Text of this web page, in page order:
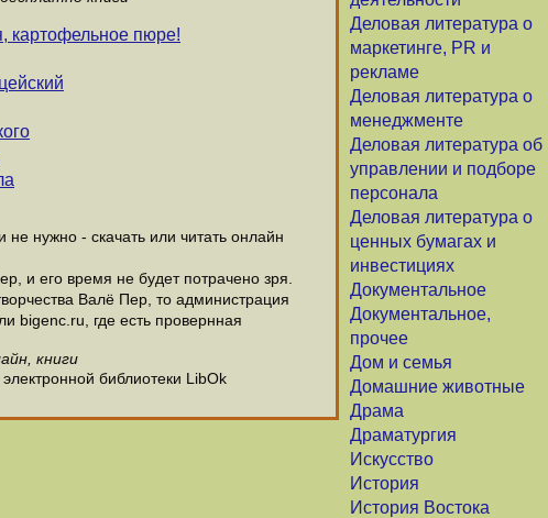
Деловая литература о
маркетинге, PR и
рекламе
Деловая литература о
менеджменте
Деловая литература об
управлении и подборе
персонала
Деловая литература о
ценных бумагах и
инвестициях
Документальное
Документальное,
прочее
Дом и семья
Домашние животные
Драма
Драматургия
Искусство
История
История Востока
картофельное пюре!
нужно - скачать или читать онлайн
и его время не будет потрачено зря.
Валё Пер, то администрация
bigenc.ru, где есть провернная
книги
библиотеки LibOk